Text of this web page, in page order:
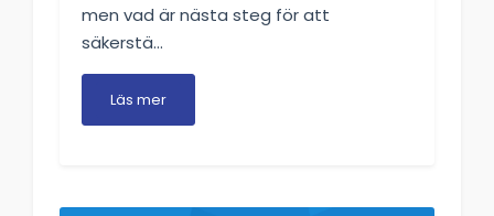
men vad är nästa steg för att
säkerstä...
Läs mer